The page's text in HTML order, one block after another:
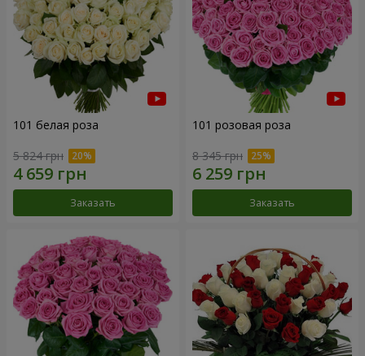
101 белая роза
5 824 грн
Заказать
101 розовая роза
8 345 грн
Заказать